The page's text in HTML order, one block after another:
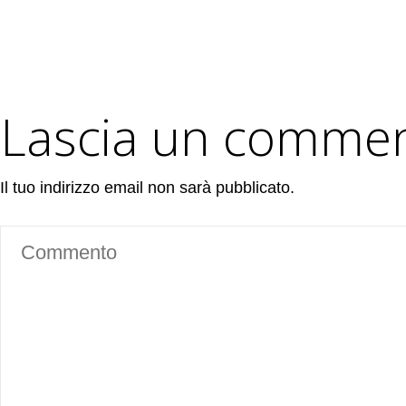
Lascia un
Il tuo indirizzo email non sarà pubblicato.